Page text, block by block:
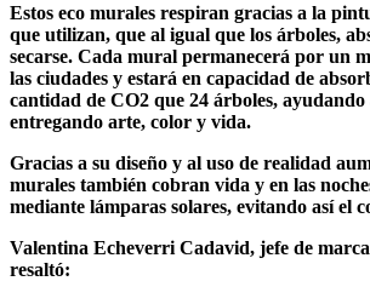
Estos eco murales respiran gracias a la
que utilizan, que al igual que los árboles,
secarse. Cada mural permanecerá por un
las ciudades y estará en capacidad de
cantidad de CO2 que 24 árboles,
entregando arte, color y vida.
Gracias a su diseño y al uso de realidad
murales también cobran vida y en las
mediante lámparas solares, evitando así el
Valentina Echeverri Cadavid, jefe de
resaltó: